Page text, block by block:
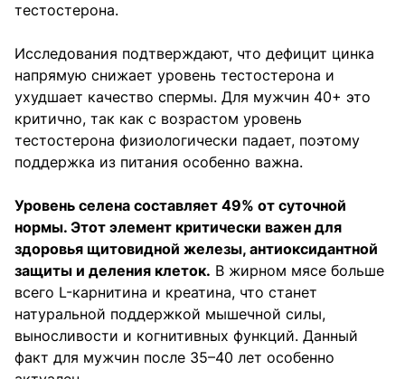
тестостерона.
Исследования подтверждают, что дефицит цинка
напрямую снижает уровень тестостерона и
ухудшает качество спермы. Для мужчин 40+ это
критично, так как с возрастом уровень
тестостерона физиологически падает, поэтому
поддержка из питания особенно важна.
Уровень селена составляет 49% от суточной
нормы. Этот элемент критически важен для
здоровья щитовидной железы, антиоксидантной
защиты и деления клеток. В жирном мясе больше
всего L-карнитина и креатина, что станет
натуральной поддержкой мышечной силы,
выносливости и когнитивных функций. Данный
факт для мужчин после 35–40 лет особенно